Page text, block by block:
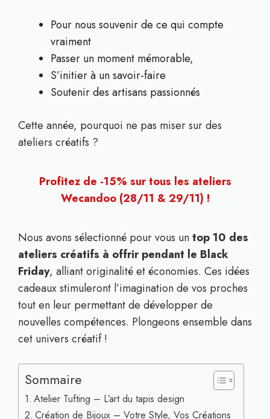
Pour nous souvenir de ce qui compte
vraiment
Passer un moment mémorable,
S’initier à un savoir-faire
Soutenir des artisans passionnés
Cette année, pourquoi ne pas miser sur des
ateliers créatifs ?
Profitez de -15% sur tous les ateliers
Wecandoo (28/11 & 29/11) !
Nous avons sélectionné pour vous untop 10 des
ateliers créatifs à offrir pendant le Black
Friday, alliant originalité et économies. Ces idées
cadeaux stimuleront l’imagination de vos proches
tout en leur permettant de développer de
nouvelles compétences. Plongeons ensemble dans
cet univers créatif !
Sommaire
Atelier Tufting – L’art du tapis design
Création de Bijoux – Votre Style, Vos Créations